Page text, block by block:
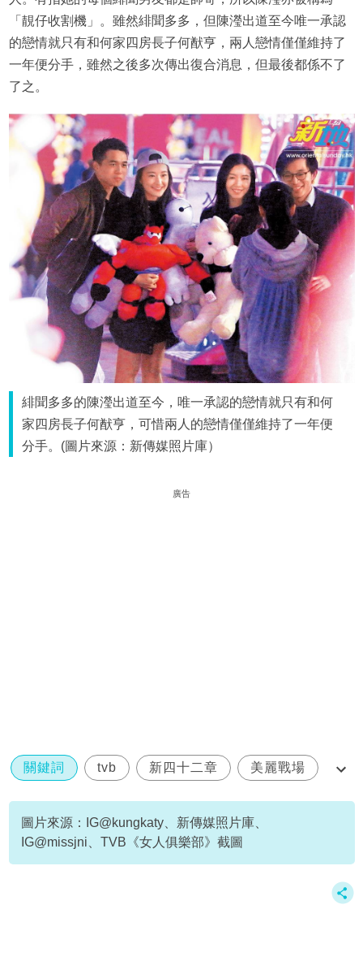
「靚仔收割機」。雖然緋聞多多，但陳瀅出道至今唯一承認
的戀情就只有和何家四房長子何猷亨，兩人戀情僅僅維持了
一年便分手，雖然之後多次傳出復合消息，但最後都係不了
了之。
緋聞多多的陳瀅出道至今，唯一承認的戀情就只有和何
家四房長子何猷亨，可惜兩人的戀情僅僅維持了一年便
分手。(圖片來源：新傳媒照片庫）
廣告
關鍵詞 tvb 新四十二章 美麗戰場
陳瀅
圖片來源：IG@kungkaty、新傳媒照片庫、
IG@missjni、TVB《女人俱樂部》截圖